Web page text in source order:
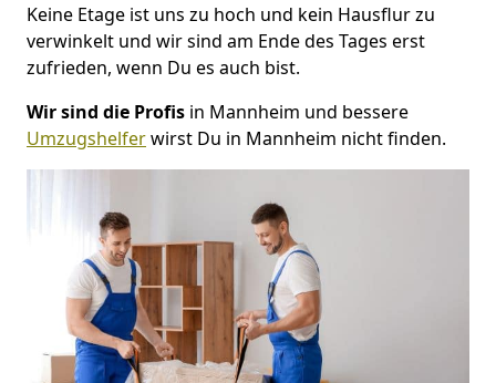
Keine Etage ist uns zu hoch und kein Hausflur zu
verwinkelt und wir sind am Ende des Tages erst
zufrieden, wenn Du es auch bist.
Wir sind die Profis in Mannheim und bessere
Umzugshelferwirst Du in Mannheim nicht finden.